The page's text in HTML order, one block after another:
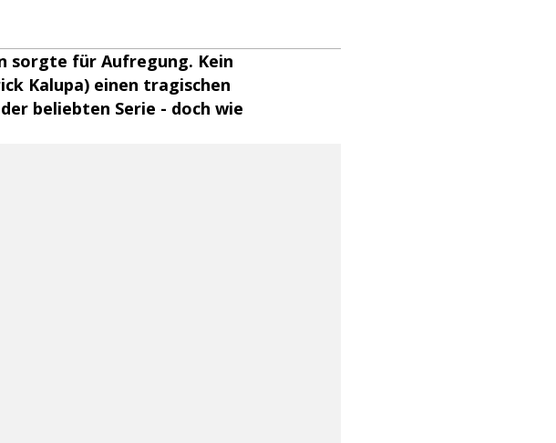
sorgte für Aufregung. Kein
Kalupa) einen tragischen
beliebten Serie - doch wie